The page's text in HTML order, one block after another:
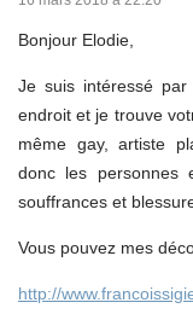
Bonjour Elodie,
Je suis intéressé
endroit et je trouve
même gay, artiste
donc les personnes
souffrances et
Vous pouvez mes
http://